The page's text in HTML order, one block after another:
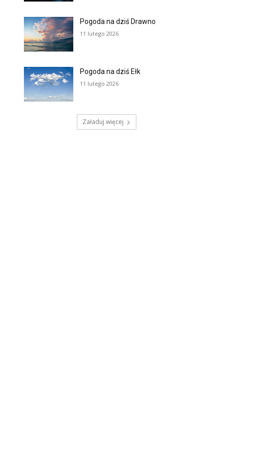
Pogoda na dziś Drawno
11 lutego 2026
Pogoda na dziś Ełk
11 lutego 2026
Załaduj więcej